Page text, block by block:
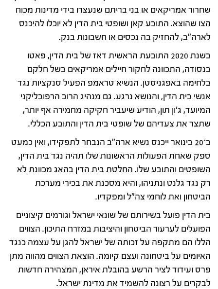
שחרור אמריקאים או בני בריתם שנעצרו בידי מדינות מכוח
הצו שהוצא. התובע קאן ושופטי בית הדין לא יוכלו להיכנס
לארה"ב, להחזיק בה נכסים או חשבונות בנק.
בשנת 2020 התובעת הראשית דאז של בית הדין, פאטו
בנסודה, התכוונה לחקור חיילים אמריקאים בשל חלקם
בלחימה באפגניסטן. הנשיא טראמפ הפעיל סנקציות נגד
אנשי בית הדין, והנושא נרגע. גם מנהיג הרוב הרפובליקני
המיועד, ג'ון תון, הודיע שיעביר חקיקה מחמירה אף יותר,
שתצר את צעדיהם של שופטי בית הדין והתובע הכללי.
ב־20 בינואר ייכנס נשיא ארה"ב הנבחר לתפקידו, ואין כמעט
ספק שאחת הפעולות הראשונות שלו תהיה נגד בית הדין,
השופטים והתובע שלו. החלטת בית הדין בהאג מכוונת לא
רק נגד גלנט ונתניהו, והיא מסכנת את בכירי מערכת
הביטחון ואת לוחמי צה"ל ומפקדיו.
בית הדין פועל בשירותם של שונאי ישראל וגורמים קיצוניים
הפועלים לערעור הביטחון והיציבות במזרח התיכון. הצווים
הללו הם מתקפה על זכותה של ישראל להגן על עצמה כנגד
האיומים על ביטחונה ועצם קיומה. הוצאת הצווים מהווה מתן
פרס ועידוד לציר הרשע בהובלת איראן, המצהירה חדשות
לבקרים על רצונה להשמיד את מדינת ישראל.